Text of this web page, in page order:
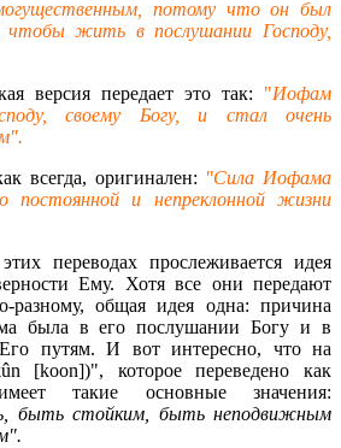
потому что он был
жить в послушании Господу,
версия передает это так: "Иофам
своему Богу, и стал очень
всегда, оригинален: "Сила Иофама
постоянной и непреклонной жизни
переводах прослеживается идея
Ему. Хотя все они передают
разному, общая идея одна: причина
была в его послушании Богу и в
путям. И вот интересно, что на
такие основные значения:
быть стойким, быть неподвижным